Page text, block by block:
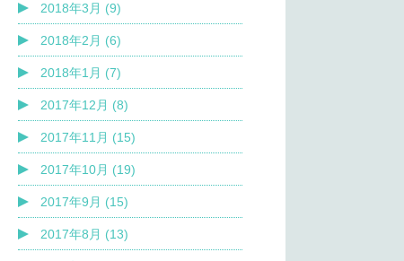
2018年3月 (9)
2018年2月 (6)
2018年1月 (7)
2017年12月 (8)
2017年11月 (15)
2017年10月 (19)
2017年9月 (15)
2017年8月 (13)